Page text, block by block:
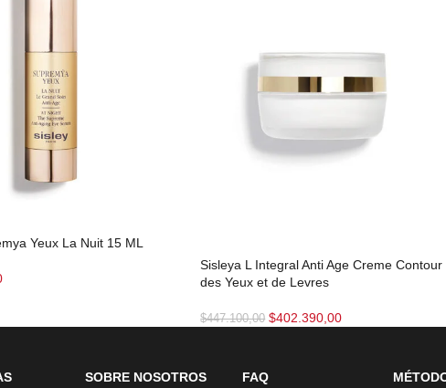
Yeux La Nuit 15 ML
Sisleya L Integral Anti Age Creme Contour
des Yeux et de Levres
$447.100,00 $402.390,00
SOBRE NOSOTROS FAQ